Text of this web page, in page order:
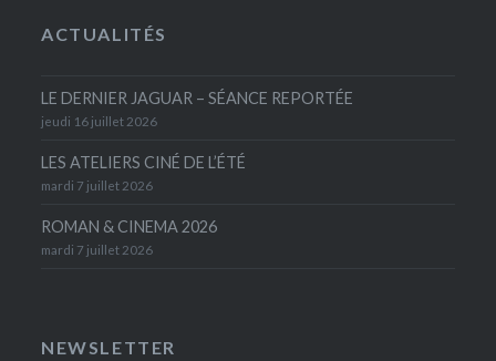
ACTUALITÉS
LE DERNIER JAGUAR – SÉANCE REPORTÉE
jeudi 16 juillet 2026
LES ATELIERS CINÉ DE L’ÉTÉ
mardi 7 juillet 2026
ROMAN & CINEMA 2026
mardi 7 juillet 2026
NEWSLETTER